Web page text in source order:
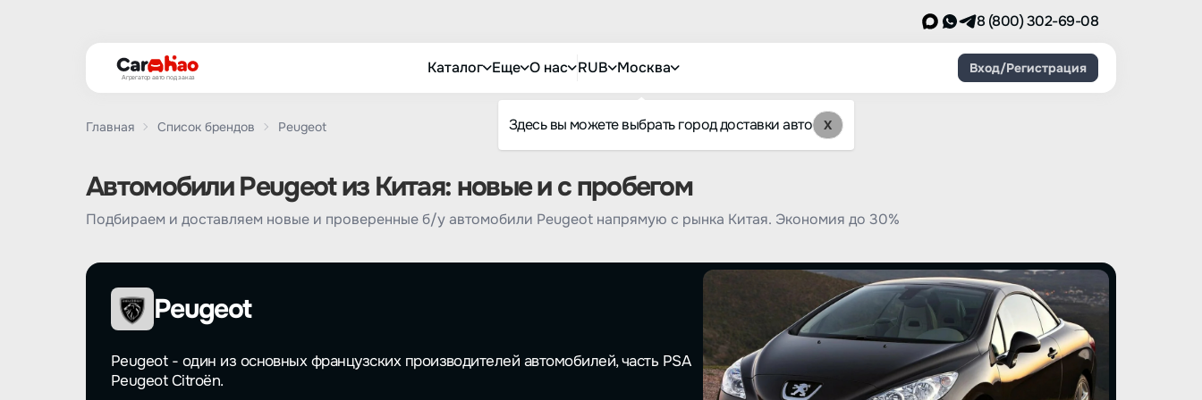
8 (800) 302-69-08
Агрегатор авто под заказ
Каталог Еще О нас RUB Москва
Здесь вы можете выбрать город доставки авто X
Вход/Регистрация
Главная Список брендов Peugeot
Автомобили Peugeot из Китая: новые и с пробегом
Подбираем и доставляем новые и проверенные б/у автомобили Peugeot напрямую с рынка Китая. Экономия до 30%
Peugeot
Peugeot - один из основных французских производителей автомобилей, часть PSA
Peugeot Citroën.